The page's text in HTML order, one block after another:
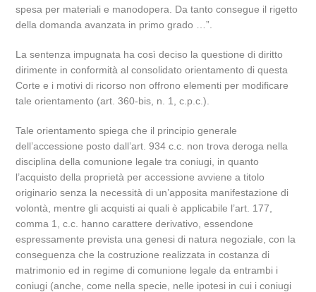
spesa per materiali e manodopera. Da tanto consegue il rigetto
della domanda avanzata in primo grado …”.
La sentenza impugnata ha così deciso la questione di diritto
dirimente in conformità al consolidato orientamento di questa
Corte e i motivi di ricorso non offrono elementi per modificare
tale orientamento (art. 360-bis, n. 1, c.p.c.).
Tale orientamento spiega che il principio generale
dell’accessione posto dall’art. 934 c.c. non trova deroga nella
disciplina della comunione legale tra coniugi, in quanto
l’acquisto della proprietà per accessione avviene a titolo
originario senza la necessità di un’apposita manifestazione di
volontà, mentre gli acquisti ai quali è applicabile l’art. 177,
comma 1, c.c. hanno carattere derivativo, essendone
espressamente prevista una genesi di natura negoziale, con la
conseguenza che la costruzione realizzata in costanza di
matrimonio ed in regime di comunione legale da entrambi i
coniugi (anche, come nella specie, nelle ipotesi in cui i coniugi